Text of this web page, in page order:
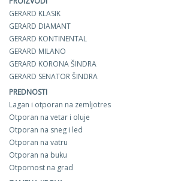
GERARD KLASIK
GERARD DIAMANT
GERARD KONTINENTAL
GERARD MILANO
GERARD KORONA ŠINDRA
GERARD SENATOR ŠINDRA
PREDNOSTI
Lagan i otporan na zemljotres
Otporan na vetar i oluje
Otporan na sneg i led
Otporan na vatru
Otporan na buku
Otpornost na grad